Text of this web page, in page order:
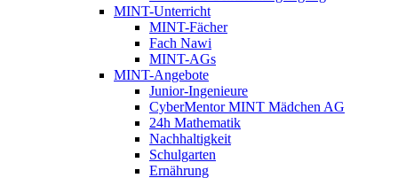
MINT-Unterricht
MINT-Fächer
Fach Nawi
MINT-AGs
MINT-Angebote
Junior-Ingenieure
CyberMentor MINT Mädchen AG
24h Mathematik
Nachhaltigkeit
Schulgarten
Ernährung